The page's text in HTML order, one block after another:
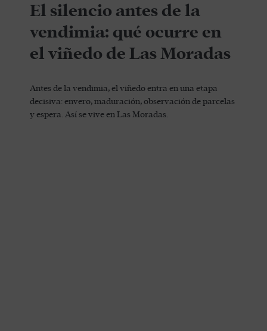
El silencio antes de la
vendimia: qué ocurre en
el viñedo de Las Moradas
Antes de la vendimia, el viñedo entra en una etapa
decisiva: envero, maduración, observación de parcelas
y espera. Así se vive en Las Moradas.